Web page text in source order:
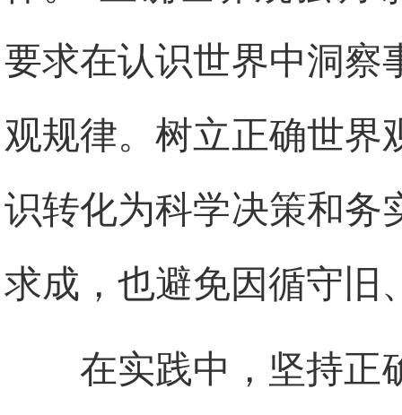
要求在认识世界中洞察
观规律。树立正确世界
识转化为科学决策和务
求成，也避免因循守旧
在实践中，坚持正